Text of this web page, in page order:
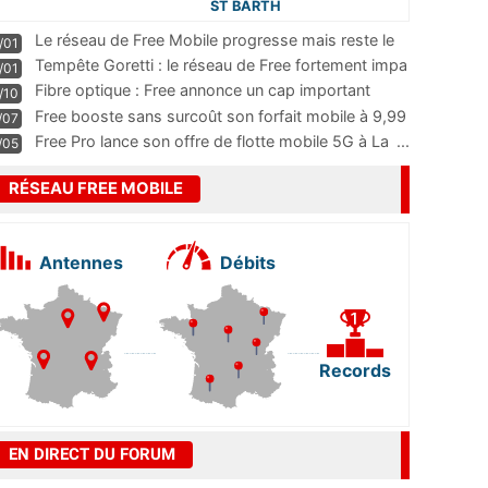
ST BARTH
Le réseau de Free Mobile progresse mais reste le
m
...
Tempête Goretti : le réseau de Free fortement impa
Fibre optique : Free annonce un cap important
pass
...
Free booste sans surcoût son forfait mobile à 9,99
Free Pro lance son offre de flotte mobile 5G à La ...
RÉSEAU FREE MOBILE
Antennes Débits
Records
EN DIRECT DU FORUM